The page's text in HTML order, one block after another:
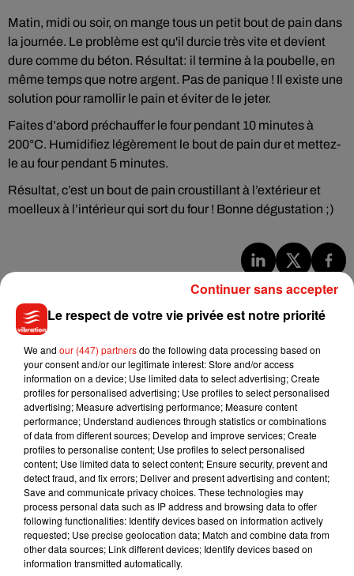
Matin, midi ou soir, on mange tous un petit bout de pain dans
la journée. Le problème est qu'il durcie très vite et devient
dure comme du béton. Résultat: il termine à la poubelle, en
même temps que notre argent. Pas de panique ! Il existe une
solution pour ramollir le pain et éviter de le jeter.
Faites d’abord préchauffer le four pendant 10 minutes à
200°C. Humidifiez légèrement le bout de pain dur et mettez-
le au four pendant 5 minutes.
Résultat, c’est un bout de pain croustillant à l’extérieur et
moelleux à l’intérieur qui sort du four ! Bonne dégustation ;)
7 août 2026
Julien Lieb s’essaye à la vie de chatelain
dans son nouveau clip
7 août 2026
Madonna sort enfin le remix de « Love
Sensation » avec Kylie Minogue
Tayc et Didi B dévoilent le single le plus
dansant de l’année
Le respect de votre vie privée est notre priorité
We and our (447) partnersdo the following data processing based on
your consent and/or our legitimate interest: Store and/or access
information on a device; Use limited data to select advertising; Create
profiles for personalised advertising; Use profiles to select personalised
advertising; Measure advertising performance; Measure content
performance; Understand audiences through statistics or combinations
of data from different sources; Develop and improve services; Create
profiles to personalise content; Use profiles to select personalised
content; Use limited data to select content; Ensure security, prevent and
detect fraud, and fix errors; Deliver and present advertising and content;
Save and communicate privacy choices. These technologies may
process personal data such as IP address and browsing data to offer
following functionalities: Identify devices based on information actively
requested; Use precise geolocation data; Match and combine data from
other data sources; Link different devices; Identify devices based on
information transmitted automatically.
Continuer sans accepter